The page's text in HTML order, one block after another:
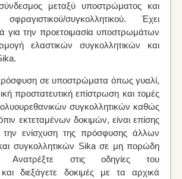
μεταξύ υποστρώματος και
συγκολλητικού. Έχει
για την προετοιμασία υποστρωμάτων
ελαστικών συγκολλητικών και
σε υποστρώματα όπως γυαλί,
προστατευτική επίστρωση και τομές
συγκολλητικών καθώς
εκτεταμένων δοκιμών, είναι επίσης
την ενίσχυση της πρόσφυσης άλλων
συγκολλητικών Sika σε μη πορώδη
Ανατρέξτε στις οδηγίες του
διεξάγετε δοκιμές με τα αρχικά